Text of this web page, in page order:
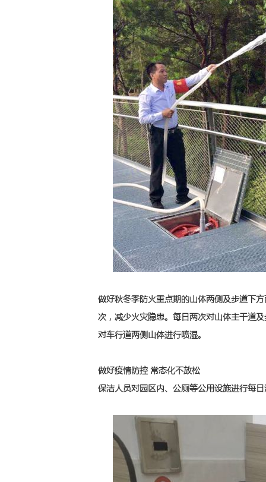
做好秋冬季防火重点期的山体两侧及步道下
次，减少火灾隐患。每日两次对山体主干道
对车行道两侧山体进行喷湿。
做好疫情防控 常态化不放松
保洁人员对园区内、公厕等公用设施进行每